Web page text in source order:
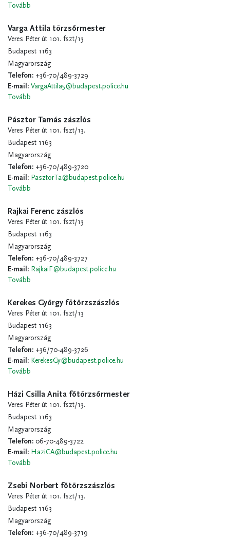
Tovább
Varga Attila törzsőrmester
Veres Péter út 101. fszt/13
Budapest 1163
Magyarország
Telefon: +36-70/489-3729
E-mail : VargaAttila5@budapest.police.hu
Tovább
Pásztor Tamás zászlós
Veres Péter út 101. fszt/13.
Budapest 1163
Magyarország
Telefon: +36-70/489-3720
E-mail : PasztorTa@budapest.police.hu
Tovább
Rajkai Ferenc zászlós
Veres Péter út 101. fszt/13
Budapest 1163
Magyarország
Telefon: +36-70/489-3727
E-mail : RajkaiF@budapest.police.hu
Tovább
Kerekes György főtörzszászlós
Veres Péter út 101. fszt/13
Budapest 1163
Magyarország
Telefon: +36/70-489-3726
E-mail : KerekesGy@budapest.police.hu
Tovább
Házi Csilla Anita főtörzsőrmester
Veres Péter út 101. fszt/13.
Budapest 1163
Magyarország
Telefon: 06-70-489-3722
E-mail : HaziCA@budapest.police.hu
Tovább
Zsebi Norbert főtörzszászlós
Veres Péter út 101. fszt/13.
Budapest 1163
Magyarország
Telefon: +36-70/489-3719